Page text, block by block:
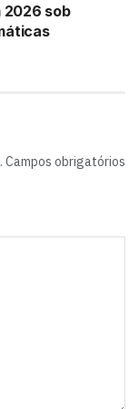
de risco
de
o
2026 sob
Campos obrigatórios